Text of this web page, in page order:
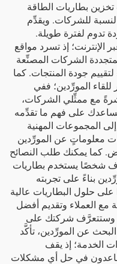
بطاريات الطاقة
للشركات. ويقدِّم
تدوم لفترة طويلة.
إذ تسرد مواقع
الشركات المصنِّعة
لتقييم جودة المنتجات. كما
للقاء المورِّدين؛ ففي
مع ممثِّلي الشركات،
يساعدك على فهم ما تقدِّمه
المجموعات المهنية
معلوماتٍ عن المورِّدين
كما يمكنك طلب النصائح
شخصًا يستخدم بطاريات
بناءً على تجربته
الشخصية. وأخيرًا، تركِّز شركة BOX-E على حلول البطاريات عالية
مع العملاء وتقديم أفضل
وستتعرَّف شركتك على
عن المورِّدين، تأكَّد
الخدمة؛ إذ يقف
في حل أي مشكلات